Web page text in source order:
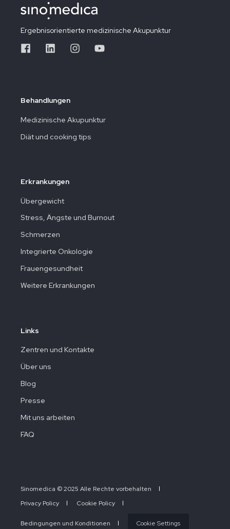
Ergebnisorientierte medizinische Akupunktur
Behandlungen
Medizinische Akupunktur
Diät und cooking tips
Erkrankungen
Übergewicht
Stress, Ängste und Burnout
Schmerzen
Integrierte Onkologie
Frauengesundheit
Weitere Erkrankungen
Links
Zentren und Kontakte
Über uns
Blog
Presse
Mit uns arbeiten
FAQ
Sinomedica © 2025 Alle Rechte vorbehalten
Privacy Policy
Cookie Policy
Bedingungen und Konditionen Cookie Settings